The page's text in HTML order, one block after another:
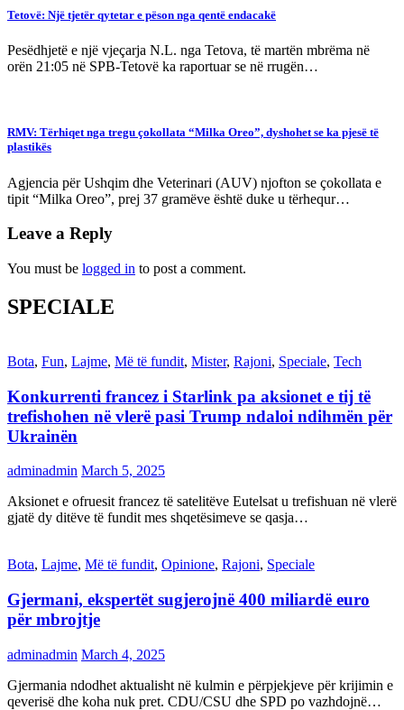
Tetovë: Një tjetër qytetar e pëson nga qentë endacakë
Pesëdhjetë e një vjeçarja N.L. nga Tetova, të martën mbrëma në
orën 21:05 në SPB-Tetovë ka raportuar se në rrugën…
RMV: Tërhiqet nga tregu çokollata “Milka Oreo”, dyshohet se ka pjesë të
plastikës
Agjencia për Ushqim dhe Veterinari (AUV) njofton se çokollata e
tipit “Milka Oreo”, prej 37 gramëve është duke u tërhequr…
Leave a Reply
You must be logged in to post a comment.
SPECIALE
Bota, Fun, Lajme, Më të fundit, Mister, Rajoni, Speciale, Tech
Konkurrenti francez i Starlink pa aksionet e tij të
trefishohen në vlerë pasi Trump ndaloi ndihmën për
Ukrainën
adminadmin March 5, 2025
Aksionet e ofruesit francez të satelitëve Eutelsat u trefishuan në vlerë
gjatë dy ditëve të fundit mes shqetësimeve se qasja…
Bota, Lajme, Më të fundit, Opinione, Rajoni, Speciale
Gjermani, ekspertët sugjerojnë 400 miliardë euro
për mbrojtje
adminadmin March 4, 2025
Gjermania ndodhet aktualisht në kulmin e përpjekjeve për krijimin e
qeverisë dhe koha nuk pret. CDU/CSU dhe SPD po vazhdojnë…